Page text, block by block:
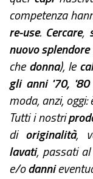
competenza
re-use. Cercare,
nuovo splendore
chedonna), le
gli anni '70,
moda, anzi, oggi:
Tutti i nostri
di originalità,
lavati, passati
e/odanni